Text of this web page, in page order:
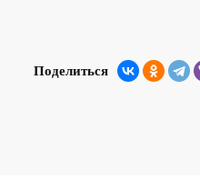
Поделиться